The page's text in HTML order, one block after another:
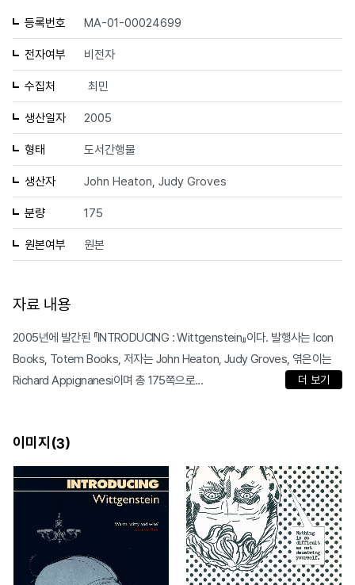
등록번호 MA-01-00024699
전자여부 비전자
수집처 최민
생산일자 2005
형태 도서간행물
생산자 John Heaton, Judy Groves
분량 175
원본여부 원본
자료 내용
2005년에 발간된 『INTRODUCING : Wittgenstein』이다. 발행사는 Icon
Books, Totem Books, 저자는 John Heaton, Judy Groves, 엮은이는
Richard Appignanesi이며 총 175쪽으로...
더 보기
이미지(3)